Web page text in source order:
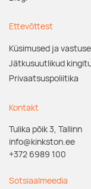
Ettevõttest
Küsimused ja
Jätkusuutlikud
Privaatsuspoliitika
Kontakt
Tulika põik 3, Tallinn
info@kinkston.ee
+372 6989 100
Sotsiaalmeedia